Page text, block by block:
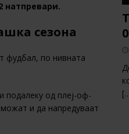
натпревари.
сезона
фудбал, по нивната
подалеку од плеј-оф-
можат и да напредуваат